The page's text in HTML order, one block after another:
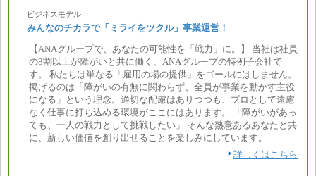
ビジネスモデル
みんなのチカラで「ミライをツクル」事業運営！
【ANAグループで、あなたの可能性を「戦力」に。】 当社は社員
の8割以上が障がいと共に働く、ANAグループの特例子会社で
す。 私たちは単なる「雇用の場の提供」をゴールにはしません。
掲げるのは「障がいの有無に関わらず、全員が事業を動かす主役
になる」という理念。適切な配慮はありつつも、プロとして遠慮
なく仕事に打ち込める環境がここにはあります。 「障がいがあっ
ても、一人の戦力として挑戦したい」 そんな熱意あるあなたと共
に、新しい価値を創り出せることを楽しみにしています。
詳しくはこちら